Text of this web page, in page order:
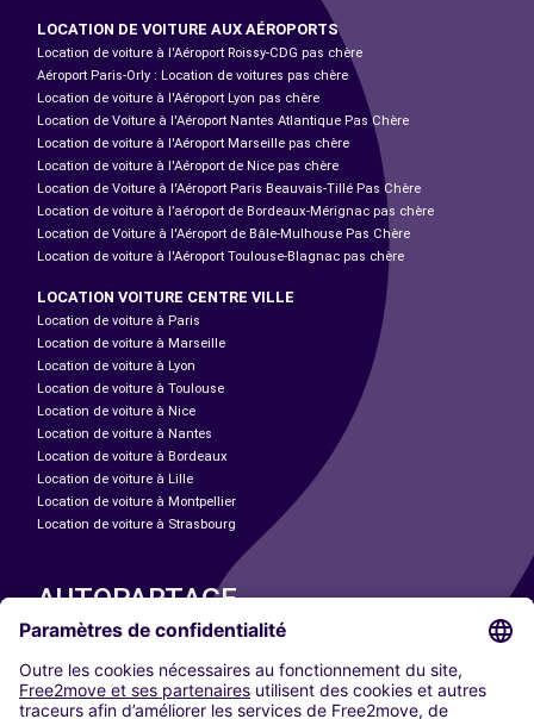
LOCATION DE VOITURE AUX AÉROPORTS
Location de voiture à l'Aéroport Roissy-CDG pas chère
Aéroport Paris-Orly : Location de voitures pas chère
Location de voiture à l'Aéroport Lyon pas chère
Location de Voiture à l'Aéroport Nantes Atlantique Pas Chère
Location de voiture à l'Aéroport Marseille pas chère
Location de voiture à l'Aéroport de Nice pas chère
Location de Voiture à l'Aéroport Paris Beauvais-Tillé Pas Chère
Location de voiture à l’aéroport de Bordeaux-Mérignac pas chère
Location de Voiture à l'Aéroport de Bâle-Mulhouse Pas Chère
Location de voiture à l'Aéroport Toulouse-Blagnac pas chère
LOCATION VOITURE CENTRE VILLE
Location de voiture à Paris
Location de voiture à Marseille
Location de voiture à Lyon
Location de voiture à Toulouse
Location de voiture à Nice
Location de voiture à Nantes
Location de voiture à Bordeaux
Location de voiture à Lille
Location de voiture à Montpellier
Location de voiture à Strasbourg
AUTOPARTAGE
Paris
Madrid
Washington DC